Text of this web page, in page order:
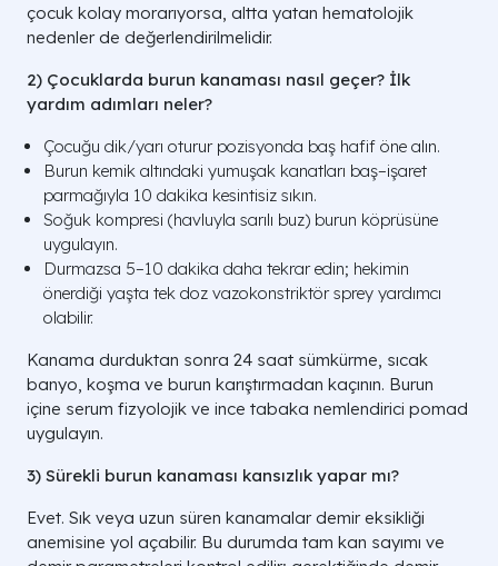
çocuk kolay morarıyorsa, altta yatan hematolojik
nedenler de değerlendirilmelidir.
2) Çocuklarda burun kanaması nasıl geçer? İlk
yardım adımları neler?
Çocuğu dik/yarı oturur pozisyonda baş hafif öne alın.
Burun kemik altındaki yumuşak kanatları baş–işaret
parmağıyla 10 dakika kesintisiz sıkın.
Soğuk kompresi (havluyla sarılı buz) burun köprüsüne
uygulayın.
Durmazsa 5–10 dakika daha tekrar edin; hekimin
önerdiği yaşta tek doz vazokonstriktör sprey yardımcı
olabilir.
Kanama durduktan sonra 24 saat sümkürme, sıcak
banyo, koşma ve burun karıştırmadan kaçının. Burun
içine serum fizyolojik ve ince tabaka nemlendirici pomad
uygulayın.
3) Sürekli burun kanaması kansızlık yapar mı?
Evet. Sık veya uzun süren kanamalar demir eksikliği
anemisine yol açabilir. Bu durumda tam kan sayımı ve